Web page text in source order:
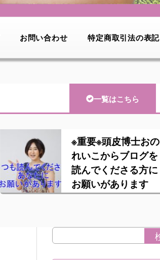
お問い合わせ 特定商取引法の表記
一覧はこちら
※重要※頭皮博士おの
れいこからブログを
読んでくださる方に
お願いがあります